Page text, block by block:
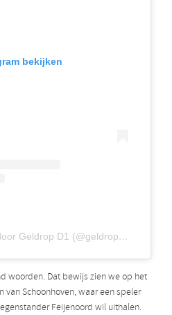
bekijken
Een bericht gedeeld door Geldrop D1 (@geldrop_d1)
woorden. Dat bewijs zien we op het
van Schoonhoven, waar een speler
Feijenoord wil uithalen.